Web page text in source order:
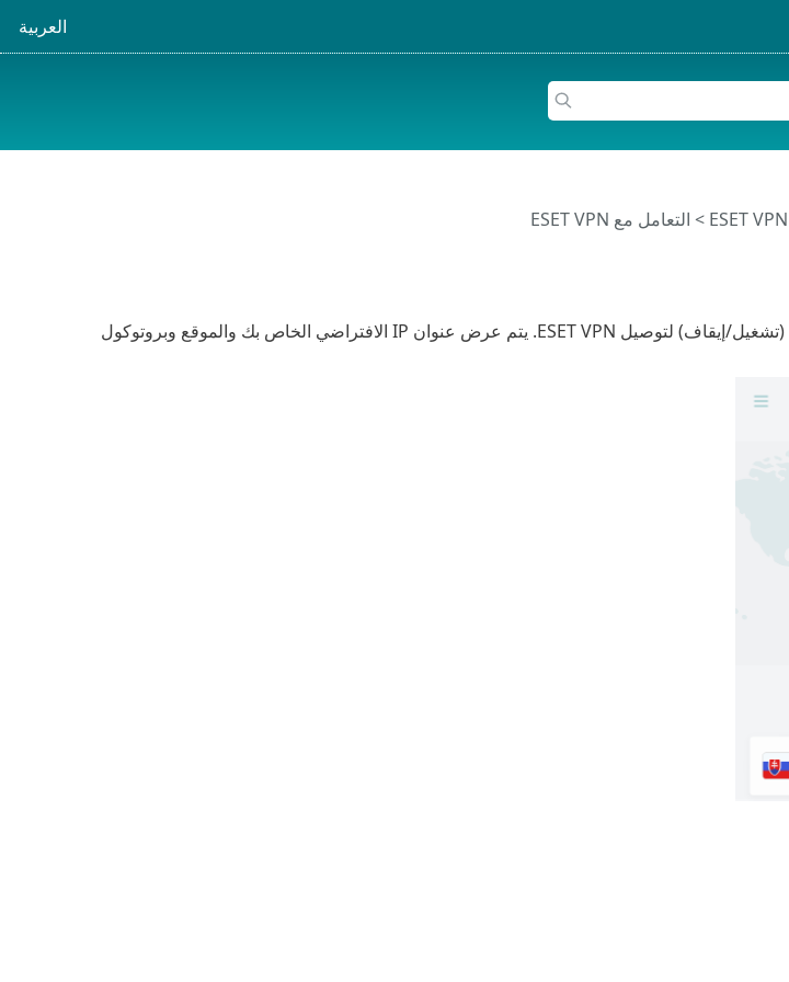
العربية
ESET VPN > التعامل مع ESET VPN
(تشغيل/إيقاف) لتوصيل ESET VPN. يتم عرض عنوان IP الافتراضي الخاص بك والموقع وبروتوكول